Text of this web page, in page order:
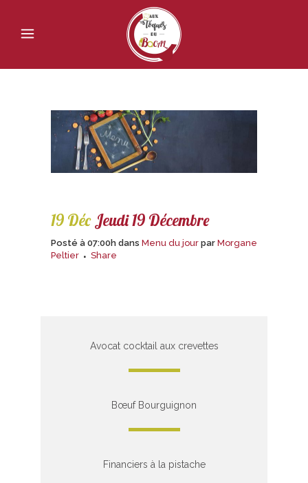
19 DécJeudi 19 Décembre
Posté à 07:00h dans Menu du jour par Morgane
Peltier
Share
Avocat cocktail aux crevettes
Bœuf Bourguignon
Financiers à la pistache